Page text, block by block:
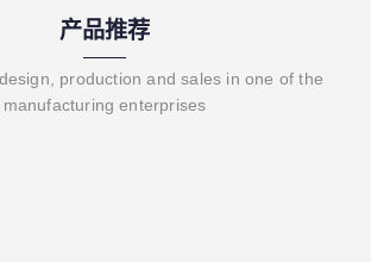
产品推荐
production and sales in one of the
manufacturing enterprises